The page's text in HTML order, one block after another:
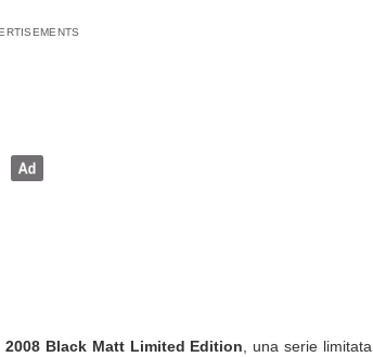
2008 Black Matt Limited Edition , una serie limitata